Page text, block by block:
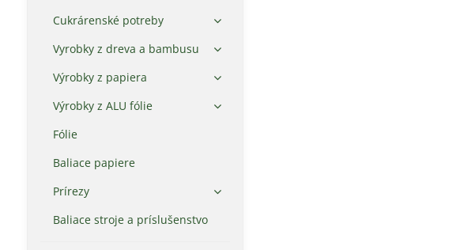
Cukrárenské potreby
Vyrobky z dreva a bambusu
Výrobky z papiera
Výrobky z ALU fólie
Fólie
Baliace papiere
Prírezy
Baliace stroje a príslušenstvo